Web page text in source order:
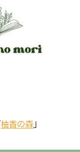
柚香の森 」